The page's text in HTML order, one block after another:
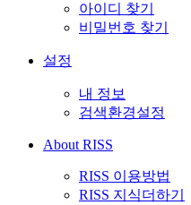
아이디 찾기
비밀번호 찾기
설정
내 정보
검색환경설정
About RISS
RISS 이용방법
RISS 지식더하기